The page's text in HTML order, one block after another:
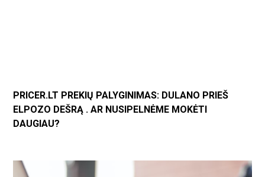
PRICER.LT PREKIŲ PALYGINIMAS: DULANO PRIEŠ
ELPOZO DEŠRĄ . AR NUSIPELNĖME MOKĖTI
DAUGIAU?